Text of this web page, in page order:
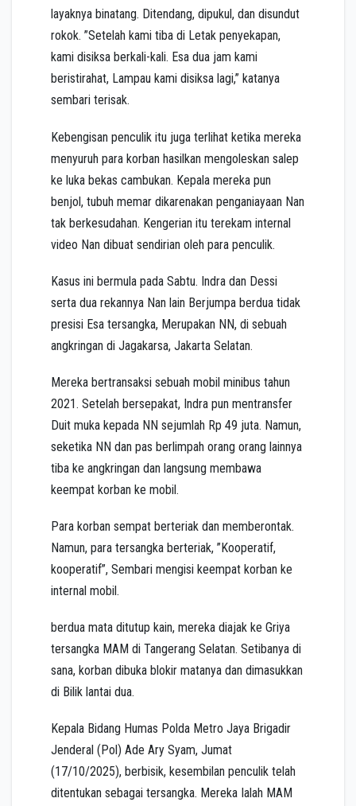
layaknya binatang. Ditendang, dipukul, dan disundut
rokok. ”Setelah kami tiba di Letak penyekapan,
kami disiksa berkali-kali. Esa dua jam kami
beristirahat, Lampau kami disiksa lagi,” katanya
sembari terisak.
Kebengisan penculik itu juga terlihat ketika mereka
menyuruh para korban hasilkan mengoleskan salep
ke luka bekas cambukan. Kepala mereka pun
benjol, tubuh memar dikarenakan penganiayaan Nan
tak berkesudahan. Kengerian itu terekam internal
video Nan dibuat sendirian oleh para penculik.
Kasus ini bermula pada Sabtu. Indra dan Dessi
serta dua rekannya Nan lain Berjumpa berdua tidak
presisi Esa tersangka, Merupakan NN, di sebuah
angkringan di Jagakarsa, Jakarta Selatan.
Mereka bertransaksi sebuah mobil minibus tahun
2021. Setelah bersepakat, Indra pun mentransfer
Duit muka kepada NN sejumlah Rp 49 juta. Namun,
seketika NN dan pas berlimpah orang orang lainnya
tiba ke angkringan dan langsung membawa
keempat korban ke mobil.
Para korban sempat berteriak dan memberontak.
Namun, para tersangka berteriak, ”Kooperatif,
kooperatif”, Sembari mengisi keempat korban ke
internal mobil.
berdua mata ditutup kain, mereka diajak ke Griya
tersangka MAM di Tangerang Selatan. Setibanya di
sana, korban dibuka blokir matanya dan dimasukkan
di Bilik lantai dua.
Kepala Bidang Humas Polda Metro Jaya Brigadir
Jenderal (Pol) Ade Ary Syam, Jumat
(17/10/2025), berbisik, kesembilan penculik telah
ditentukan sebagai tersangka. Mereka Ialah MAM